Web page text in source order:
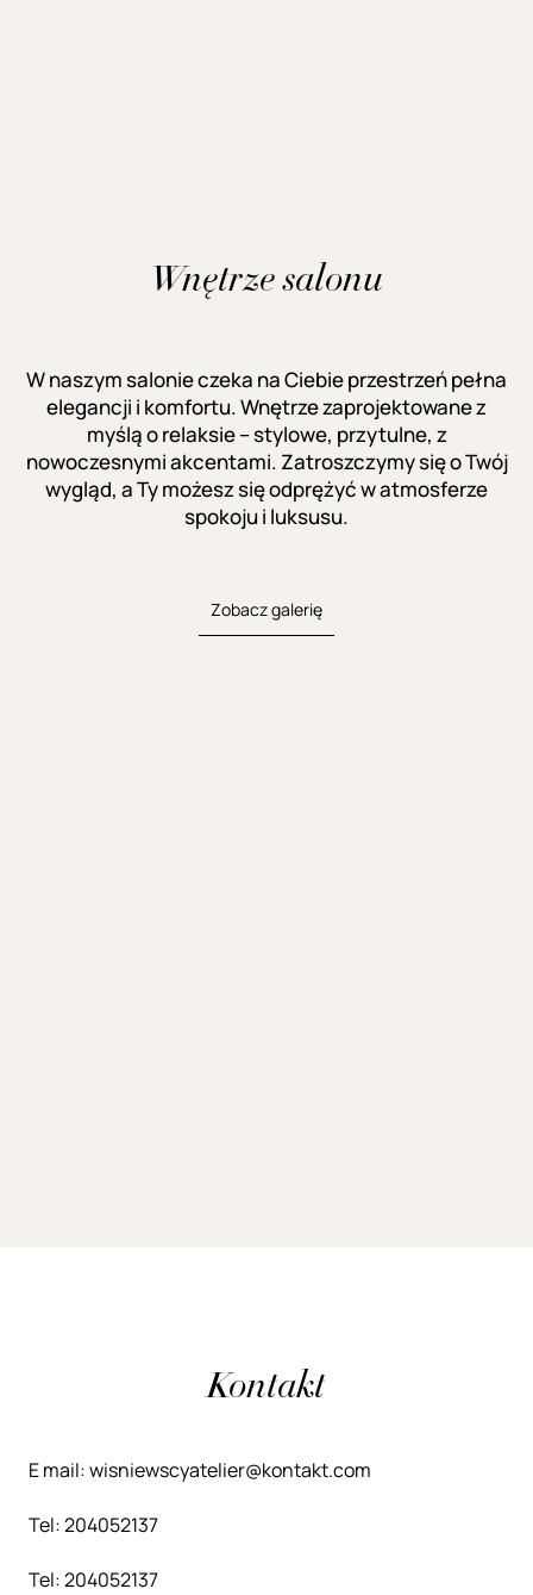
Wnętrze salonu
W naszym salonie czeka na Ciebie przestrzeń pełna
elegancji i komfortu. Wnętrze zaprojektowane z
myślą o relaksie – stylowe, przytulne, z
nowoczesnymi akcentami. Zatroszczymy się o Twój
wygląd, a Ty możesz się odprężyć w atmosferze
spokoju i luksusu.
Zobacz galerię
Kontakt
E mail: wisniewscyatelier@kontakt.com
Tel: 204052137
Tel: 204052137